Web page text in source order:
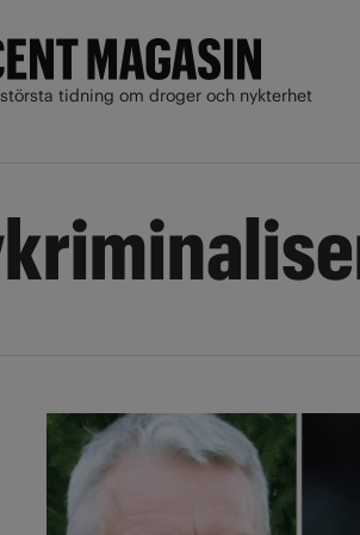
tidning om droger och nykterhet